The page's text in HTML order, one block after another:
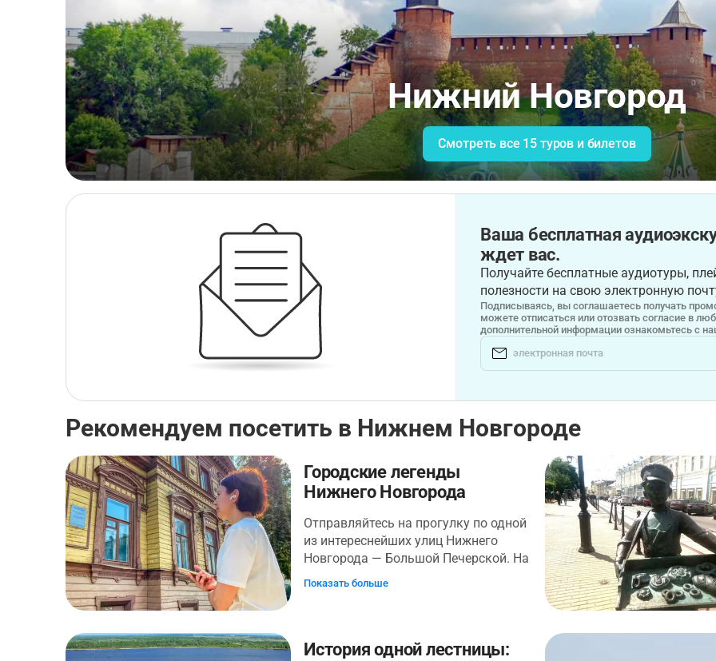
Нижний Новгород
Смотреть все 15 туров и билетов
Ваша бесплатная
ждет вас.
Получайте бесплатные аудиотуры,
полезности на свою электронную
Подписываясь, вы соглашаетесь получать
можете отписаться или отозвать согласие в
дополнительной информации ознакомьтесь с
Рекомендуем посетить в Нижнем Новгороде
Городские легенды
Нижнего Новгорода
Отправляйтесь на прогулку по одной
из интереснейших улиц Нижнего
Новгорода — Большой Печерской. На
ней удивительным образом
культурного наследия и
Показать больше
История одной лестницы: